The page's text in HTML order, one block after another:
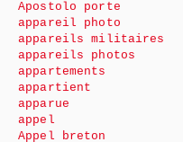
Apostolo porte
appareil photo
appareils militaires
appareils photos
appartements
appartient
apparue
appel
Appel breton